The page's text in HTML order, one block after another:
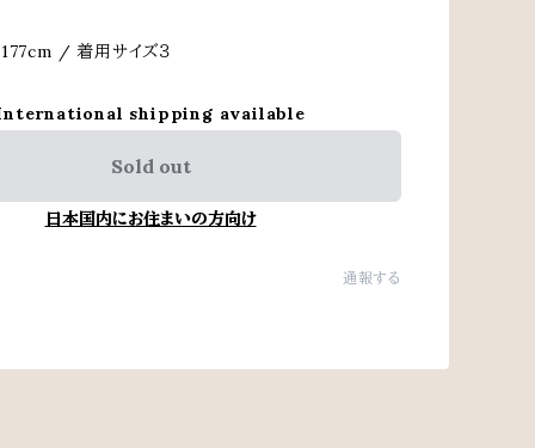
/ 着用サイズ３
shipping available
Sold out
日本国内にお住まいの方向け
通報する